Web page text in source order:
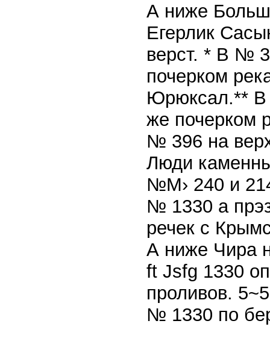
А ниже
Егерлик
верст. * В №
почерком
Юрюксал.** В
же почерком
№ 396 на
Люди
№М› 240 и
№ 1330 а
речек с
А ниже Чира
ft Jsfg 1330
проливов.
№ 1330 по